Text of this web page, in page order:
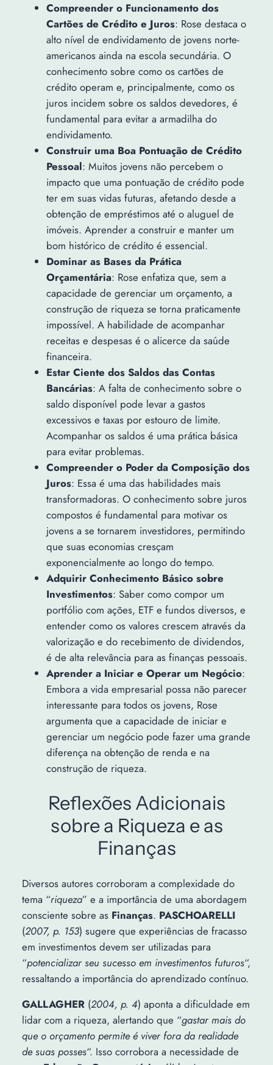
Compreender o Funcionamento dos
Cartões de Crédito e Juros: Rose destaca o
alto nível de endividamento de jovens norte-
americanos ainda na escola secundária. O
conhecimento sobre como os cartões de
crédito operam e, principalmente, como os
juros incidem sobre os saldos devedores, é
fundamental para evitar a armadilha do
endividamento.
Construir uma Boa Pontuação de Crédito
Pessoal: Muitos jovens não percebem o
impacto que uma pontuação de crédito pode
ter em suas vidas futuras, afetando desde a
obtenção de empréstimos até o aluguel de
imóveis. Aprender a construir e manter um
bom histórico de crédito é essencial.
Dominar as Bases da Prática
Orçamentária: Rose enfatiza que, sem a
capacidade de gerenciar um orçamento, a
construção de riqueza se torna praticamente
impossível. A habilidade de acompanhar
receitas e despesas é o alicerce da saúde
financeira.
Estar Ciente dos Saldos das Contas
Bancárias: A falta de conhecimento sobre o
saldo disponível pode levar a gastos
excessivos e taxas por estouro de limite.
Acompanhar os saldos é uma prática básica
para evitar problemas.
Compreender o Poder da Composição dos
Juros: Essa é uma das habilidades mais
transformadoras. O conhecimento sobre juros
compostos é fundamental para motivar os
jovens a se tornarem investidores, permitindo
que suas economias cresçam
exponencialmente ao longo do tempo.
Adquirir Conhecimento Básico sobre
Investimentos: Saber como compor um
portfólio com ações, ETF e fundos diversos, e
entender como os valores crescem através da
valorização e do recebimento de dividendos,
é de alta relevância para as finanças pessoais.
Aprender a Iniciar e Operar um Negócio:
Embora a vida empresarial possa não parecer
interessante para todos os jovens, Rose
argumenta que a capacidade de iniciar e
gerenciar um negócio pode fazer uma grande
diferença na obtenção de renda e na
construção de riqueza.
Reflexões Adicionais
sobre a Riqueza e as
Finanças
Diversos autores corroboram a complexidade do
tema “riqueza” e a importância de uma abordagem
consciente sobre as Finanças. PASCHOARELLI
(2007, p. 153) sugere que experiências de fracasso
em investimentos devem ser utilizadas para
“potencializar seu sucesso em investimentos futuros“,
ressaltando a importância do aprendizado contínuo.
GALLAGHER(2004, p. 4) aponta a dificuldade em
lidar com a riqueza, alertando que “gastar mais do
que o orçamento permite é viver fora da realidade
de suas posses“. Isso corrobora a necessidade de